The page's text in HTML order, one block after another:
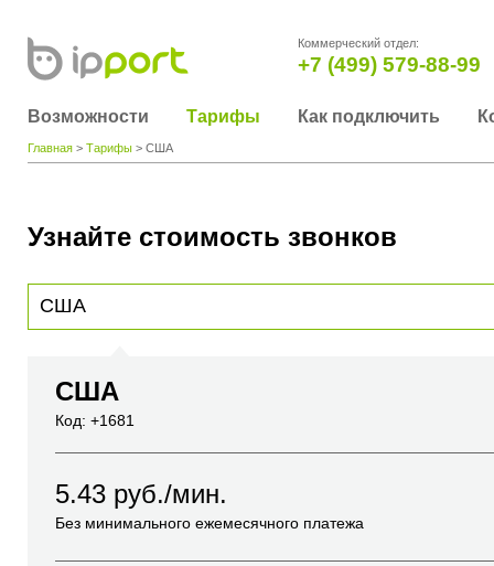
Коммерческий отдел:
+7 (499) 579-88-99
Возможности Тарифы Как подключить
Главная > Тарифы > США
Узнайте стоимость звонков
США
Код: +1681
5.43 руб./мин.
Без минимального ежемесячного платежа